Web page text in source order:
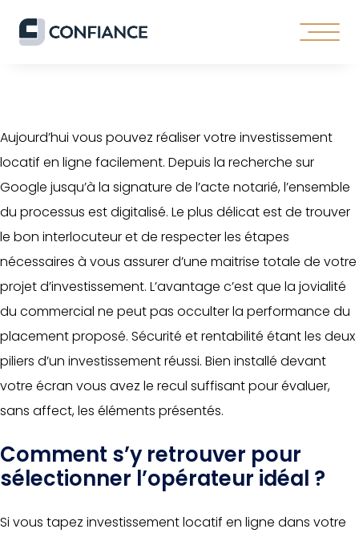
Aujourd’hui vous pouvez réaliser votre investissement
locatif en ligne facilement. Depuis la recherche sur
Google jusqu’à la signature de l’acte notarié, l’ensemble
du processus est digitalisé. Le plus délicat est de trouver
le bon interlocuteur et de respecter les étapes
nécessaires à vous assurer d’une maitrise totale de votre
projet d’investissement. L’avantage c’est que la jovialité
du commercial ne peut pas occulter la performance du
placement proposé. Sécurité et rentabilité étant les deux
piliers d’un investissement réussi. Bien installé devant
votre écran vous avez le recul suffisant pour évaluer,
sans affect, les éléments présentés.
Comment s’y retrouver pour
sélectionner l’opérateur idéal ?
Si vous tapez investissement locatif en ligne dans votre